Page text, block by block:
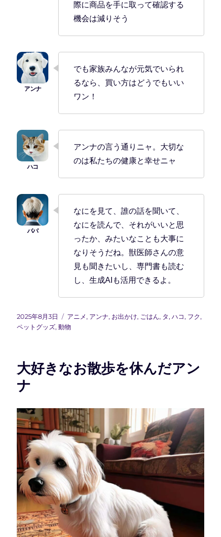
際に商品を手に取って確認する
機会は減りそう
でも家族みんなが元気でいられ
るなら、買い方はどうでもいい
ワン！
アンナの言う通りニャ。大切な
のは私たちの健康と幸せニャ
なにを見て、誰の話を聞いて、
なにを読んで、それがいいと思
ったか、みたいなことも大事に
なりそうだね。獣医師さんの意
見も聞きたいし、専門書も読む
し、生成AIも活用できるよ。
投
稿
2025年8月3日
カ
テ
アニメ, アンナ, お出かけ, ごはん, タ,ハコ, フク,
ペットグッズ,動物
大好きなお散歩を休んだアン
ナ